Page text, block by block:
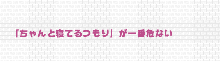
「ちゃんと寝てるつもり」が一番危ない